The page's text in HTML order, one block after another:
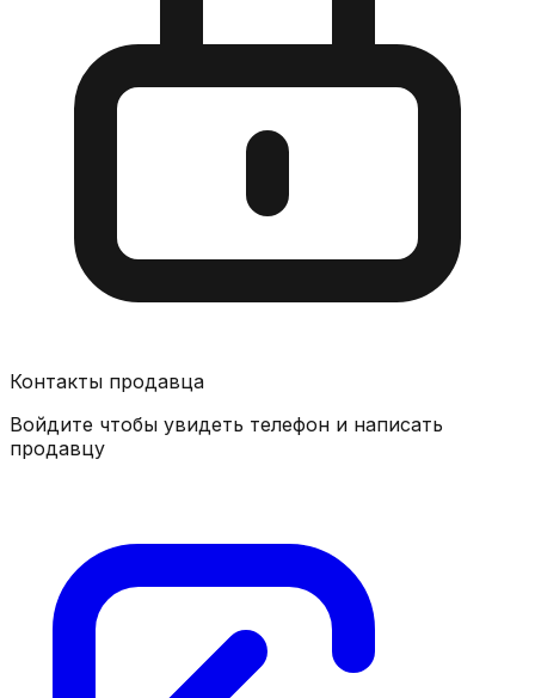
Контакты продавца
Войдите чтобы увидеть телефон и написать
продавцу